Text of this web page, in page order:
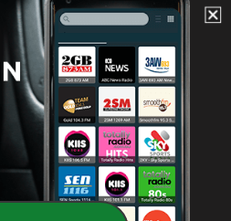
The Confessionals